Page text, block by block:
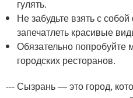
гулять.
Не забудьте взять с
запечатлеть красивые
Обязательно попробуйте
городских ресторанов.
--- Сызрань — это город,